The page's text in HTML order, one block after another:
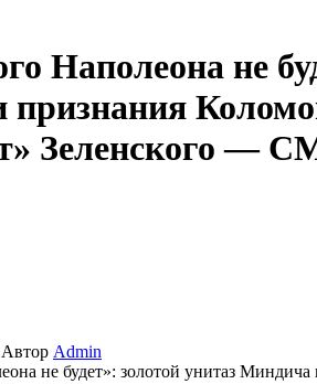
Наполеона не
Зеленского —
Автор Admin